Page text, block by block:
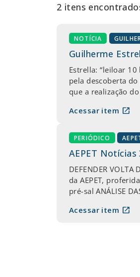
2 itens
NOTÍCIA
Guilherme
Estrella: “leiloar
pela descoberta
que a realização
Acessar item open_in_new
PERIÓDICO
AEPET Notícias
DEFENDER
da AEPET,
pré-sal ANÁLISE
Acessar item open_in_new